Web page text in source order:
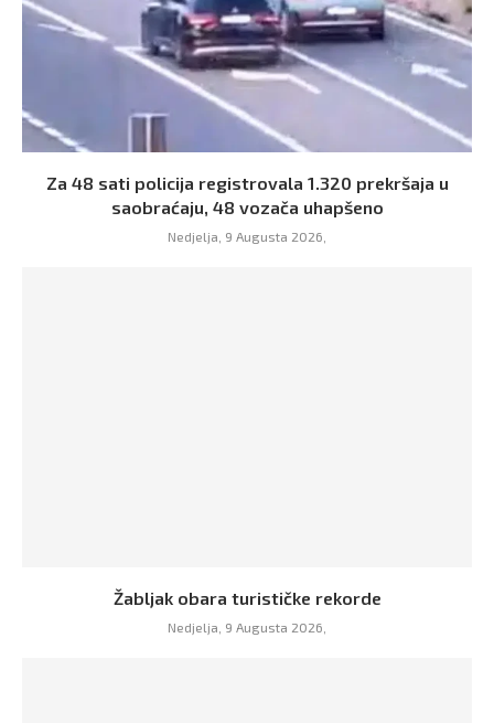
Za 48 sati policija registrovala 1.320 prekršaja u
saobraćaju, 48 vozača uhapšeno
Nedjelja, 9 Augusta 2026,
Žabljak obara turističke rekorde
Nedjelja, 9 Augusta 2026,